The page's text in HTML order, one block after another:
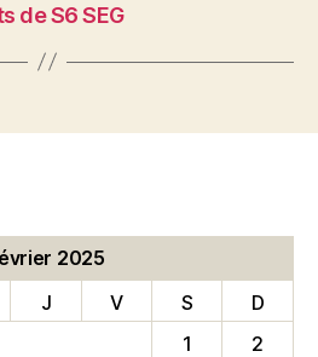
de S6 SEG
2025
J V S
D
1
2